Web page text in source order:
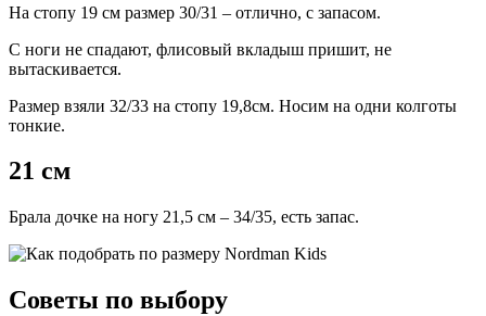
На стопу 19 см размер 30/31 – отлично, с запасом.
С ноги не спадают, флисовый вкладыш пришит, не
вытаскивается.
Размер взяли 32/33 на стопу 19,8см. Носим на одни колготы
тонкие.
21 см
Брала дочке на ногу 21,5 см – 34/35, есть запас.
Советы по выбору